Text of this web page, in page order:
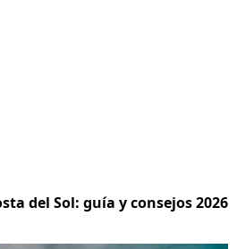
del Sol: guía y consejos 2026